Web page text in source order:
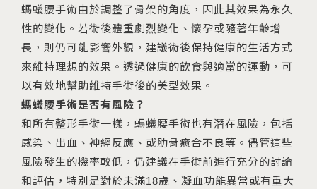
螞蟻腰手術由於調整了骨架的角度，因此其效果為永久
性的變化。若術後體重劇烈變化、懷孕或隨著年齡增
長，則仍可能影響外觀，建議術後保持健康的生活方式
來維持理想的效果。透過健康的飲食與適當的運動，可
以有效地幫助維持手術後的美型效果。
螞蟻腰手術是否有風險？
和所有整形手術一樣，螞蟻腰手術也有潛在風險，包括
感染、出血、神經反應、或肋骨癒合不良等。儘管這些
風險發生的機率較低，仍建議在手術前進行充分的討論
和評估，特別是對於未滿18歲、凝血功能異常或有重大